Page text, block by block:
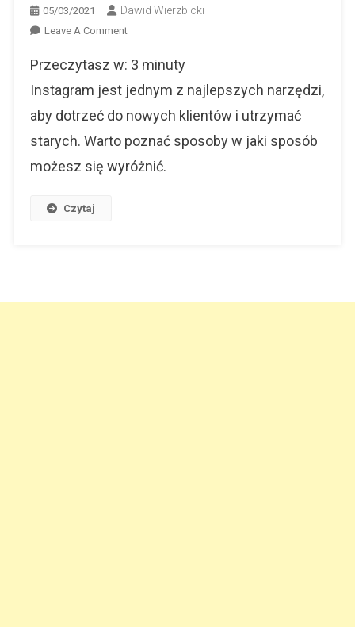
05/03/2021 Dawid Wierzbicki
Leave A CommentOn
Na
Instagramie.
Sposobów
Na
Estetyczny
Przeczytasz w: 3 minuty
Instagram jest jednym z najlepszych narzędzi,
aby dotrzeć do nowych klientów i utrzymać
starych. Warto poznać sposoby w jaki sposób
możesz się wyróżnić.
Czytaj